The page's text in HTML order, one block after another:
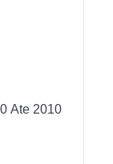
Ate 2010